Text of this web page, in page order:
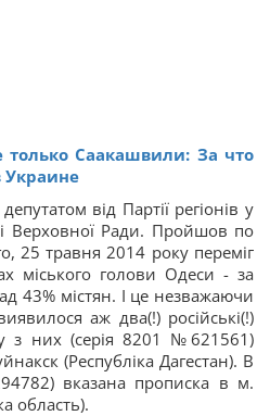
только Саакашвили: За что
Украине
від Партії регіонів у
Верховної Ради. Пройшов по
25 травня 2014 року переміг
міського голови Одеси - за
43% містян. І це незважаючи
аж два(!) російські(!)
з них (серія 8201 №621561)
(Республіка Дагестан). В
вказана прописка в м.
область).